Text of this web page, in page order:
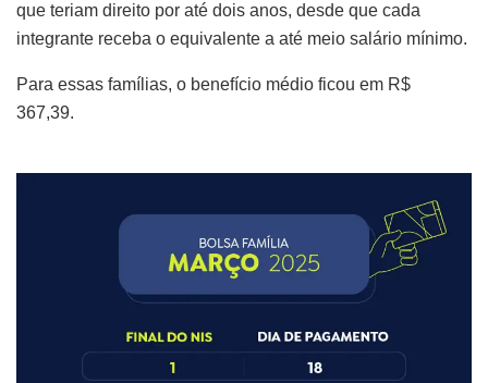
que teriam direito por até dois anos, desde que cada
integrante receba o equivalente a até meio salário mínimo.
Para essas famílias, o benefício médio ficou em R$
367,39.